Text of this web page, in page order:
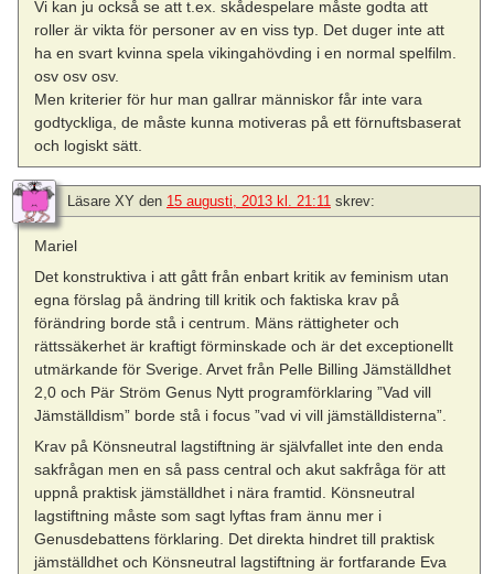
Vi kan ju också se att t.ex. skådespelare måste godta att
roller är vikta för personer av en viss typ. Det duger inte att
ha en svart kvinna spela vikingahövding i en normal spelfilm.
osv osv osv.
Men kriterier för hur man gallrar människor får inte vara
godtyckliga, de måste kunna motiveras på ett förnuftsbaserat
och logiskt sätt.
Läsare XY den 15 augusti, 2013 kl. 21:11 skrev:
Mariel
Det konstruktiva i att gått från enbart kritik av feminism utan
egna förslag på ändring till kritik och faktiska krav på
förändring borde stå i centrum. Mäns rättigheter och
rättssäkerhet är kraftigt förminskade och är det exceptionellt
utmärkande för Sverige. Arvet från Pelle Billing Jämställdhet
2,0 och Pär Ström Genus Nytt programförklaring ”Vad vill
Jämställdism” borde stå i focus ”vad vi vill jämställdisterna”.
Krav på Könsneutral lagstiftning är självfallet inte den enda
sakfrågan men en så pass central och akut sakfråga för att
uppnå praktisk jämställdhet i nära framtid. Könsneutral
lagstiftning måste som sagt lyftas fram ännu mer i
Genusdebattens förklaring. Det direkta hindret till praktisk
jämställdhet och Könsneutral lagstiftning är fortfarande Eva